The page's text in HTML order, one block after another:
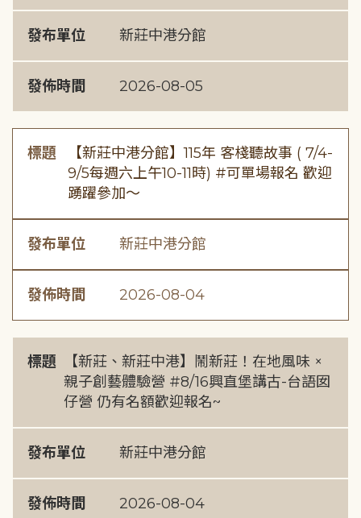
發布單位 新莊中港分館
發佈時間 2026-08-05
標題
【新莊中港分館】115年 客棧聽故事 ( 7/4-
9/5每週六上午10-11時) #可單場報名 歡迎
踴躍參加～
發布單位 新莊中港分館
發佈時間 2026-08-04
標題
【新莊、新莊中港】鬧新莊！在地風味 ×
親子創藝體驗營 #8/16興直堡講古-台語囡
仔營 仍有名額歡迎報名~
發布單位 新莊中港分館
發佈時間 2026-08-04